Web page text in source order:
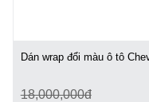
Dán wrap đổi màu ô tô
18,000,000đ